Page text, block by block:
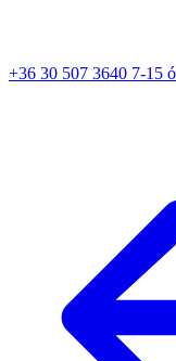
+36 30 507 3640 7-15